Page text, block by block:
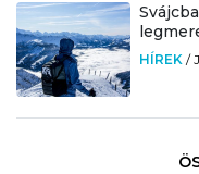
HÍREK /